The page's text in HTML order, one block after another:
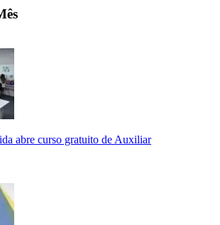
abre curso gratuito de Auxiliar